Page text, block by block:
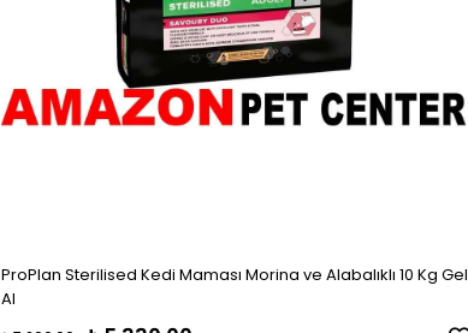
ProPlan Sterilised Kedi Maması Morina ve Alabalıklı 10 Kg Gel
Al